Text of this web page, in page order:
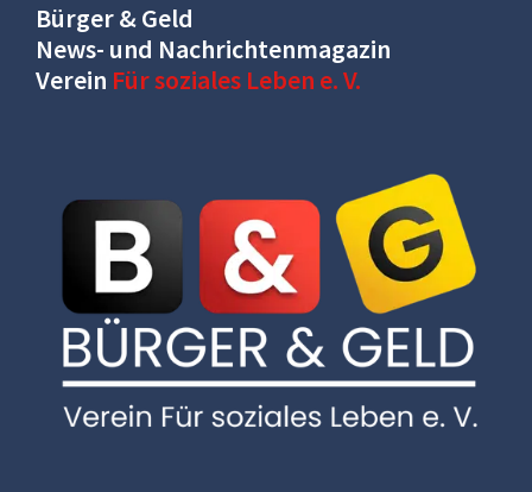
Bürger & Geld
News- und Nachrichtenmagazin
Verein Für soziales Leben e. V.